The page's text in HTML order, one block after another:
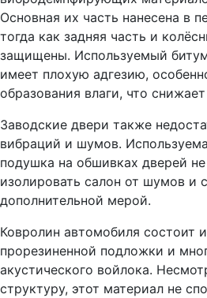
Основная их часть нанесена в
тогда как задняя часть и
защищены. Используемый
имеет плохую адгезию,
образования влаги, что
Заводские двери также
вибраций и шумов.
подушка на обшивках дверей
изолировать салон от шумов и
дополнительной мерой.
Ковролин автомобиля состоит
прорезиненной подложки и
акустического войлока.
структуру, этот материал не